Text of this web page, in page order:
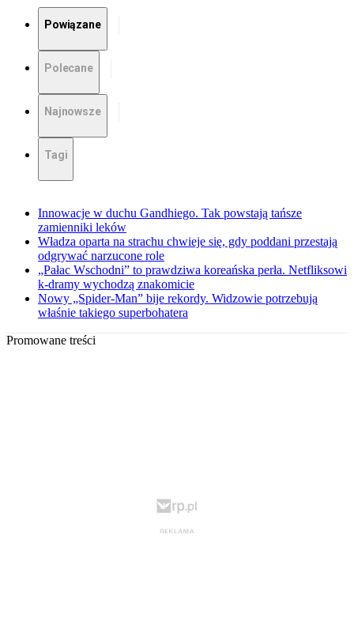
Powiązane
Polecane
Najnowsze
Tagi
Innowacje w duchu Gandhiego. Tak powstają tańsze
zamienniki leków
Władza oparta na strachu chwieje się, gdy poddani przestają
odgrywać narzucone role
„Pałac Wschodni” to prawdziwa koreańska perła. Netfliksowi
k-dramy wychodzą znakomicie
Nowy „Spider-Man” bije rekordy. Widzowie potrzebują
właśnie takiego superbohatera
Promowane treści